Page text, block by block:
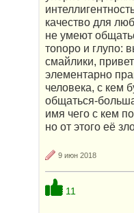
качество для
не умеют
тоnоро и глупо:
смайлики,
элементарно
человека, с кем
общаться-
имя чего с кем
но от этого её
9 июн 2018
11